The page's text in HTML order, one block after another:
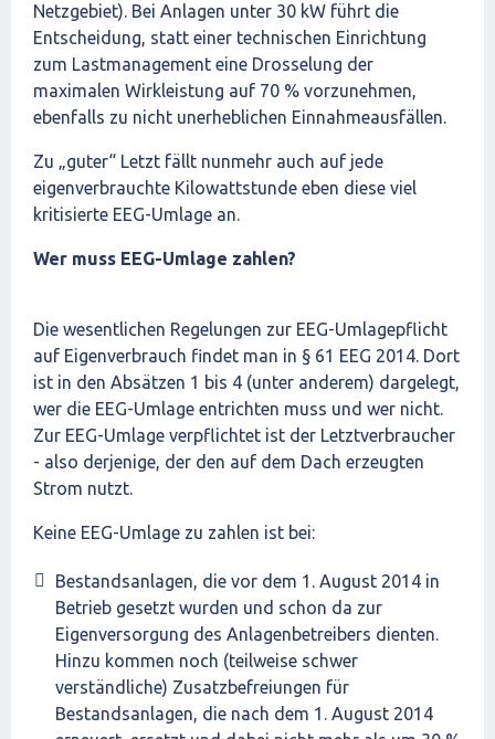
Netzgebiet). Bei Anlagen unter 30 kW führt die
Entscheidung, statt einer technischen Einrichtung
zum Lastmanagement eine Drosselung der
maximalen Wirkleistung auf 70 % vorzunehmen,
ebenfalls zu nicht unerheblichen Einnahmeausfällen.
Zu „guter“ Letzt fällt nunmehr auch auf jede
eigenverbrauchte Kilowattstunde eben diese viel
kritisierte EEG-Umlage an.
Wer muss EEG-Umlage zahlen?
Die wesentlichen Regelungen zur EEG-Umlagepflicht
auf Eigenverbrauch findet man in § 61 EEG 2014. Dort
ist in den Absätzen 1 bis 4 (unter anderem) dargelegt,
wer die EEG-Umlage entrichten muss und wer nicht.
Zur EEG-Umlage verpflichtet ist der Letztverbraucher
- also derjenige, der den auf dem Dach erzeugten
Strom nutzt.
Keine EEG-Umlage zu zahlen ist bei:
Bestandsanlagen, die vor dem 1. August 2014 in
Betrieb gesetzt wurden und schon da zur
Eigenversorgung des Anlagenbetreibers dienten.
Hinzu kommen noch (teilweise schwer
verständliche) Zusatzbefreiungen für
Bestandsanlagen, die nach dem 1. August 2014